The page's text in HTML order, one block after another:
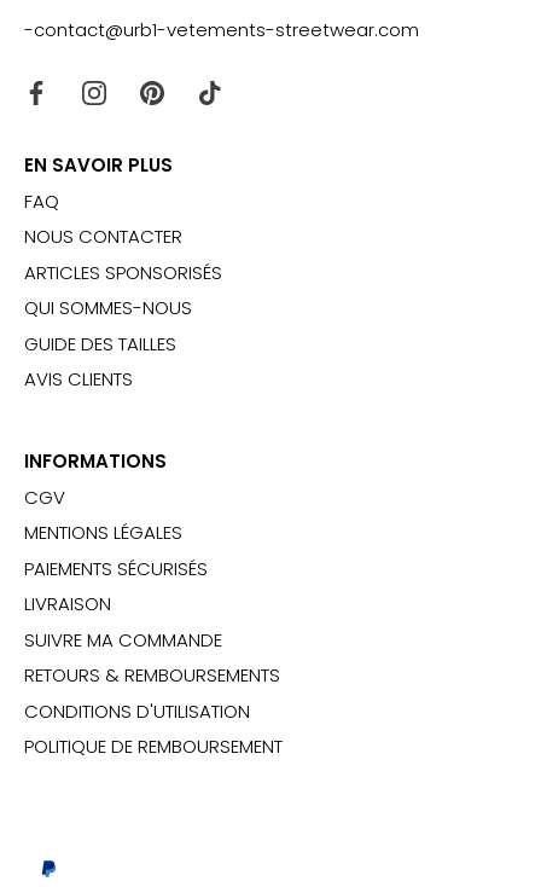
-contact@urb1-vetements-streetwear.com
EN SAVOIR PLUS
FAQ
NOUS CONTACTER
ARTICLES SPONSORISÉS
QUI SOMMES-NOUS
GUIDE DES TAILLES
AVIS CLIENTS
INFORMATIONS
CGV
MENTIONS LÉGALES
PAIEMENTS SÉCURISÉS
LIVRAISON
SUIVRE MA COMMANDE
RETOURS & REMBOURSEMENTS
CONDITIONS D'UTILISATION
POLITIQUE DE REMBOURSEMENT